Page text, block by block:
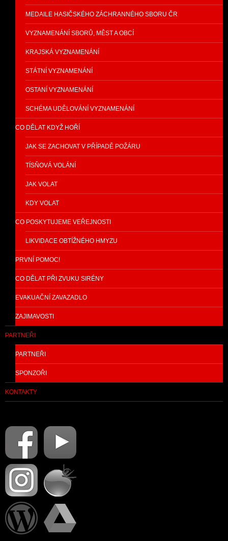
MEDAILE HASIČSKÉHO ZÁCHRANNÉHO SBORU ČR
VYZNAMENÁNÍ SBORŮ, MĚST A OBCÍ
KRAJSKÁ VYZNAMENÁNÍ
STÁTNÍ VYZNAMENÁNÍ
OSTANÍ VYZNAMENÁNÍ
SCHÉMA UDĚLOVÁNÍ VYZNAMENÁNÍ
CO DĚLAT KDYŽ HOŘÍ
JAK SE ZACHOVAT V PŘÍPADĚ POŽÁRU
TÍSŇOVÁ VOLÁNÍ
JAK VOLAT
KDY VOLAT
CO POSKYTUJEME VEŘEJNOSTI
LIKVIDACE OBTÍŽNÉHO HMYZU
PRVNÍ POMOC!
CO DĚLAT PŘI ZVUKU SIRÉNY
EVAKUAČNÍ ZAVAZADLO
ZAJIMAVOSTI
PARTNEŘI
PARTNEŘI
SPONZOŘI
KONTAKTY